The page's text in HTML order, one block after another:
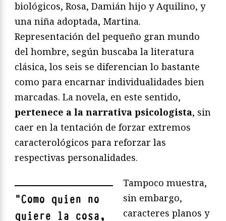
biológicos, Rosa, Damián hijo y Aquilino, y
una niña adoptada, Martina.
Representación del pequeño gran mundo
del hombre, según buscaba la literatura
clásica, los seis se diferencian lo bastante
como para encarnar individualidades bien
marcadas. La novela, en este sentido,
pertenece a la narrativa psicologista, sin
caer en la tentación de forzar extremos
caracterológicos para reforzar las
respectivas personalidades.
"Como quien no
quiere la cosa,
Tampoco muestra,
sin embargo,
caracteres planos y